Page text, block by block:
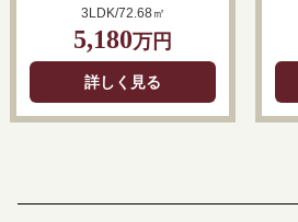
3LDK/72.68㎡
5,180万円
詳しく見る